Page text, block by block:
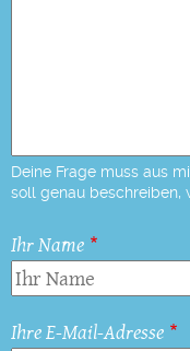
Deine Frage muss aus
soll genau beschreiben,
Ihr Name
Ihre E-Mail-Adresse